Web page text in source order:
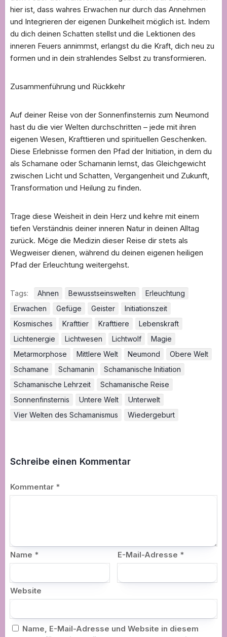
hier ist, dass wahres Erwachen nur durch das Annehmen
und Integrieren der eigenen Dunkelheit möglich ist. Indem
du dich deinen Schatten stellst und die Lektionen des
inneren Feuers annimmst, erlangst du die Kraft, dich neu zu
formen und in dein strahlendes Selbst zu transformieren.
Zusammenführung und Rückkehr
Auf deiner Reise von der Sonnenfinsternis zum Neumond
hast du die vier Welten durchschritten – jede mit ihren
eigenen Wesen, Krafttieren und spirituellen Geschenken.
Diese Erlebnisse formen den Pfad der Initiation, in dem du
als Schamane oder Schamanin lernst, das Gleichgewicht
zwischen Licht und Schatten, Vergangenheit und Zukunft,
Transformation und Heilung zu finden.
Trage diese Weisheit in dein Herz und kehre mit einem
tiefen Verständnis deiner inneren Natur in deinen Alltag
zurück. Möge die Medizin dieser Reise dir stets als
Wegweiser dienen, während du deinen eigenen heiligen
Pfad der Erleuchtung weitergehst.
Tags: Ahnen Bewusstseinswelten
Erleuchtung
Erwachen
Gefüge Geister
Initiationszeit
Kosmisches
Krafttier Krafttiere
Lebenskraft
Lichtenergie
Lichtwesen Lichtwolf
Magie
Metarmorphose
Mittlere Welt Neumond
Obere Welt
Schamane
Schamanin
Schamanische Initiation
Schamanische Lehrzeit
Schamanische Reise
Sonnenfinsternis
Untere Welt
Unterwelt
Vier Welten des Schamanismus
Wiedergeburt
Schreibe einen Kommentar
Kommentar *
Name * E-Mail-Adresse *
Website
Name, E-Mail-Adresse und Website in diesem